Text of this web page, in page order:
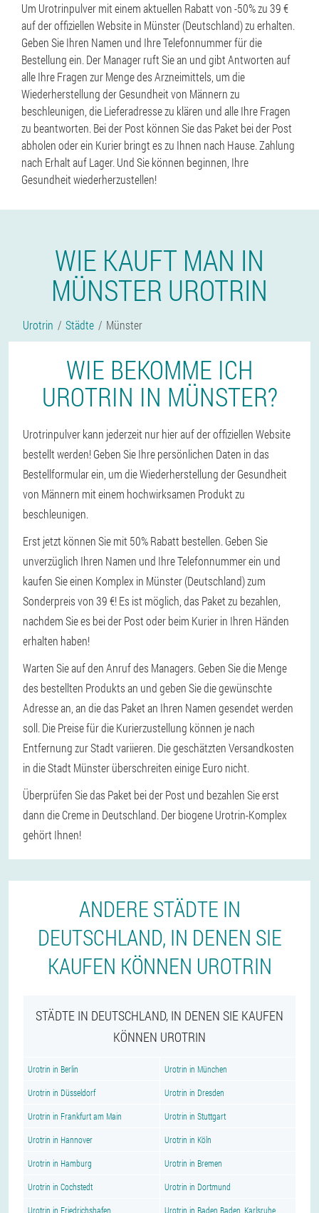
Um Urotrinpulver mit einem aktuellen Rabatt von -50% zu 39 €
auf der offiziellen Website in Münster (Deutschland) zu erhalten.
Geben Sie Ihren Namen und Ihre Telefonnummer für die
Bestellung ein. Der Manager ruft Sie an und gibt Antworten auf
alle Ihre Fragen zur Menge des Arzneimittels, um die
Wiederherstellung der Gesundheit von Männern zu
beschleunigen, die Lieferadresse zu klären und alle Ihre Fragen
zu beantworten. Bei der Post können Sie das Paket bei der Post
abholen oder ein Kurier bringt es zu Ihnen nach Hause. Zahlung
nach Erhalt auf Lager. Und Sie können beginnen, Ihre
Gesundheit wiederherzustellen!
WIE KAUFT MAN IN
MÜNSTER UROTRIN
Urotrin Städte Münster
WIE BEKOMME ICH
UROTRIN IN MÜNSTER?
Urotrinpulver kann jederzeit nur hier auf der offiziellen Website
bestellt werden! Geben Sie Ihre persönlichen Daten in das
Bestellformular ein, um die Wiederherstellung der Gesundheit
von Männern mit einem hochwirksamen Produkt zu
beschleunigen.
Erst jetzt können Sie mit 50% Rabatt bestellen. Geben Sie
unverzüglich Ihren Namen und Ihre Telefonnummer ein und
kaufen Sie einen Komplex in Münster (Deutschland) zum
Sonderpreis von 39 €! Es ist möglich, das Paket zu bezahlen,
nachdem Sie es bei der Post oder beim Kurier in Ihren Händen
erhalten haben!
Warten Sie auf den Anruf des Managers. Geben Sie die Menge
des bestellten Produkts an und geben Sie die gewünschte
Adresse an, an die das Paket an Ihren Namen gesendet werden
soll. Die Preise für die Kurierzustellung können je nach
Entfernung zur Stadt variieren. Die geschätzten Versandkosten
in die Stadt Münster überschreiten einige Euro nicht.
Überprüfen Sie das Paket bei der Post und bezahlen Sie erst
dann die Creme in Deutschland. Der biogene Urotrin-Komplex
gehört Ihnen!
ANDERE STÄDTE IN
DEUTSCHLAND, IN DENEN SIE
KAUFEN KÖNNEN UROTRIN
STÄDTE IN DEUTSCHLAND, IN DENEN SIE KAUFEN
KÖNNEN UROTRIN
Urotrin in Berlin Urotrin in München
Urotrin in Düsseldorf Urotrin in Dresden
Urotrin in Frankfurt am Main Urotrin in Stuttgart
Urotrin in Hannover Urotrin in Köln
Urotrin in Hamburg Urotrin in Bremen
Urotrin in Cochstedt Urotrin in Dortmund
Urotrin in Friedrichshafen Urotrin in Baden Baden, Karlsruhe